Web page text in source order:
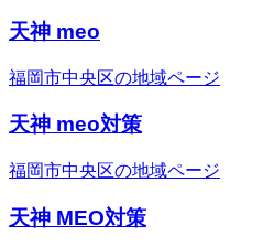
天神 meo
福岡市中央区の地域ページ
天神 meo対策
福岡市中央区の地域ページ
天神 MEO対策